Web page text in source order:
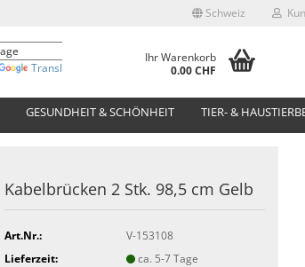
Schweiz
Translate
Ihr Warenkorb
0.00 CHF
GESUNDHEIT & SCHÖNHEIT TIER- &
Kabelbrücken 2 Stk. 98,5 cm Gelb
Art.Nr.:
V-153108
Lieferzeit:
ca. 5-7 Tage